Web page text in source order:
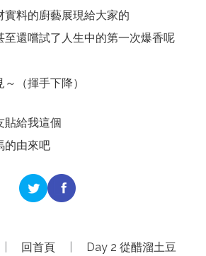
實料的廚藝展現給大家的
至還嚐試了人生中的第一次爆香呢
（揮手下降）
貼給我這個
的由來吧
回首頁
Day 2 從醋溜土豆